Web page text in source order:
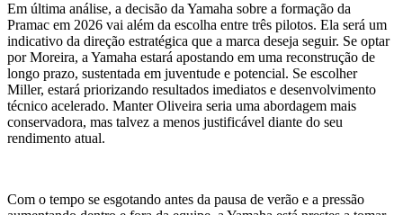
Em última análise, a decisão da Yamaha sobre a formação da
Pramac em 2026 vai além da escolha entre três pilotos. Ela será um
indicativo da direção estratégica que a marca deseja seguir. Se optar
por Moreira, a Yamaha estará apostando em uma reconstrução de
longo prazo, sustentada em juventude e potencial. Se escolher
Miller, estará priorizando resultados imediatos e desenvolvimento
técnico acelerado. Manter Oliveira seria uma abordagem mais
conservadora, mas talvez a menos justificável diante do seu
rendimento atual.
Com o tempo se esgotando antes da pausa de verão e a pressão